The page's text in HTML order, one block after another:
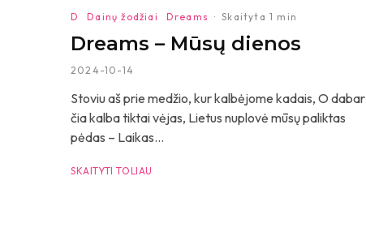
D Dainų žodžiai Dreams · Skaityta 1 min
Dreams – Mūsų dienos
2024-10-14
Stoviu aš prie medžio, kur kalbėjome kadais, O dabar
čia kalba tiktai vėjas, Lietus nuplovė mūsų paliktas
pėdas – Laikas...
SKAITYTI TOLIAU